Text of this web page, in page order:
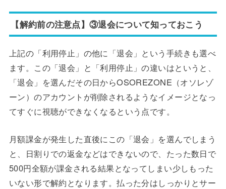
【解約前の注意点】③退会について知っておこう
上記の「利用停止」の他に「退会」という手続きも選べ
ます。この「退会」と「利用停止」の違いはというと、
「退会」を選んだその日からOSOREZONE（オソレゾ
ーン）のアカウントが削除されるようなイメージとなっ
てすぐに視聴ができなくなるという点です。
月額課金が発生した直後にこの「退会」を選んでしまう
と、日割りでの返金などはできないので、たった数日で
500円全額が課金される結果となってしまい少しもった
いない形で解約となります。払った分はしっかりとサー